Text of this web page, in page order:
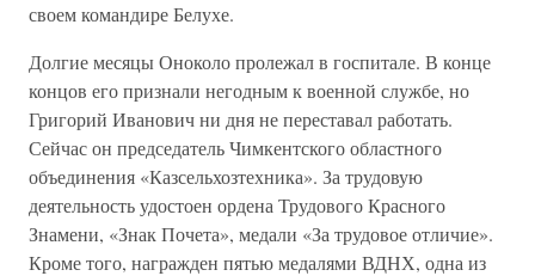
своем командире Белухе.
Долгие месяцы Оноколо пролежал в госпитале. В конце
концов его признали негодным к военной службе, но
Григорий Иванович ни дня не переставал работать.
Сейчас он председатель Чимкентского областного
объединения «Казсельхозтехника». За трудовую
деятельность удостоен ордена Трудового Красного
Знамени, «Знак Почета», медали «За трудовое отличие».
Кроме того, награжден пятью медалями ВДНХ, одна из